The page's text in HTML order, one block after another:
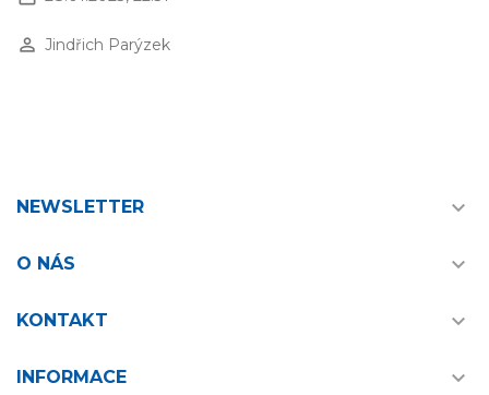
perm_identity Jindřich Parýzek
NEWSLETTER 
O NÁS 
KONTAKT 
INFORMACE 